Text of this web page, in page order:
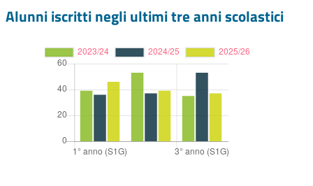
Alunni iscritti negli ultimi tre anni scolastici